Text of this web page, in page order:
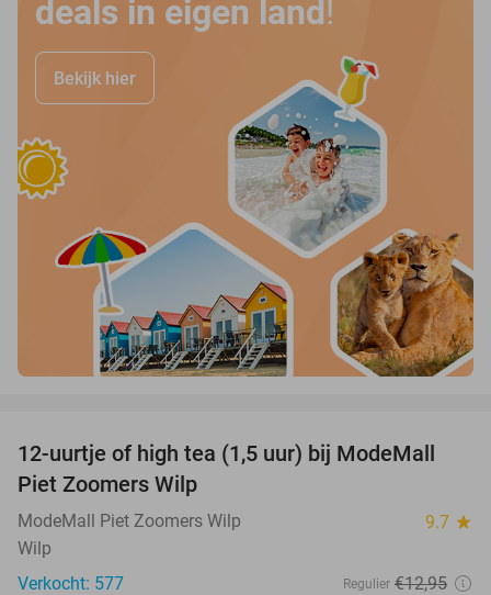
deals in eigen land !
Bekijk hier
31%
12-uurtje of high tea (1,5 uur) bij ModeMall
Piet Zoomers Wilp
ModeMall Piet Zoomers Wilp 9.7 star
Wilp
Verkocht: 577
Regulier €12,95